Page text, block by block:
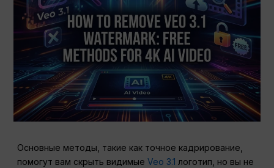
Основные методы, такие как точное кадрирование,
помогут вам скрыть видимыеVeo 3.1 логотип, но вы не